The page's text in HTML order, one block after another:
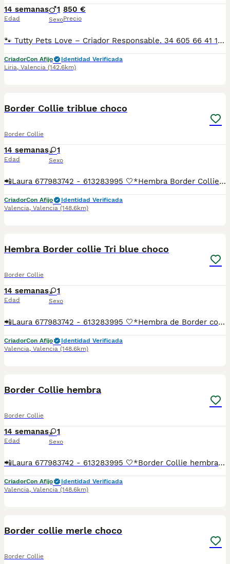
14 semanas
Edad
1
Sexo
850 €
Precio
🐾 Tutty Pets Love – Criador Responsable. 34 605 66 41 16 Whastapp y llamadas En Tutty Pets Love trabajamos con pasión y responsabilidad para ofrecer cachorros sanos, equilibrados y con todas las garantías. ✅ Vacunas correspondientes a su edad. ✅ Cartilla veterinaria. ✅ Desparasitación interna y externa. ✅ Pasaporte y microchip. ✅ Garantías víricas y congénitas. ✅ Contrato de compraventa sellado por la empresa. ✅ Envíos a toda la península (según kilometraje). ✅ Financiación personalizada de 6 a 48 meses, con y sin intereses. 💳 Financiación disponible. Consulta cómodas cuotas adaptadas a tus necesidades. 📞 34 605 66 41 16 Whastapp y llamadas 🌐 www.tuttypetslove.es 🐶 Tutty Pets Love, donde nacen grandes compañeros.
CriadorCon Afijo
Identidad Verificada
Liria, Valencia (142.6km)
Border Collie triblue choco
Border Collie
14 semanas
Edad
1
Sexo
📲Laura 677983742 - 613283995 🤍*Hembra Border Collie tri blue choco*🤍 ¿Buscas un nuevo compañero para tu hogar? ❤️ Tenemos preciosos cachorros listos para encontrar una familia responsable. ✅ Vacunados ✅ Desparasitados ✅ Cartilla sanitaria ✅ Garantías incluidas ✅ Máxima atención y cuidado Se hacen envíos a toda España: Andalucía: Almería, Cádiz, Córdoba, Granada, Huelva, Jaén, Málaga, Sevilla.Aragón: Huesca, Teruel, Zaragoza.Asturias: Oviedo.Baleares: Palma.Canarias: Las Palmas de Gran Canaria, Santa Cruz de Tenerife.Cantabria: Santander.Castilla-La Mancha: Albacete, Ciudad Real, Cuenca, Guadalajara, Toledo.Castilla y León: Ávila, Burgos, León, Palencia, Salamanca, Segovia, Soria, Valladolid, Zamora.Cataluña: Barcelona, Gerona (Girona), Lérida (Lleida), Tarragona.Comunidad Valenciana: Alicante, Castellón de la Plana, Valencia.Extremadura: Badajoz, Cáceres.Galicia: La Coruña (A Coruña), Lugo, Orense (Ourense), Pontevedra.La Rioja: Logroño.Madrid: Madrid.Murcia: Murcia.Navarra: Pamplona.País Vasco: Bilbao (Vizcaya), San Sebastián (Guipúzcoa), Vitoria (Álava). 🐾 Cachorros sanos, sociables y criados con mucho cariño. 📲 ¡Pregunta sin compromiso por disponibilidad, fotos y precios por mensaje privado!
CriadorCon Afijo
Identidad Verificada
Valencia, Valencia (148.6km)
Hembra Border collie Tri blue choco
Border Collie
14 semanas
Edad
1
Sexo
📲Laura 677983742 - 613283995 🤍*Hembra de Border collie tri blue choco*🤍 ¿Buscas un nuevo compañero para tu hogar? ❤️ Tenemos preciosos cachorros listos para encontrar una familia responsable. ✅ Vacunados ✅ Desparasitados ✅ Cartilla sanitaria ✅ Garantías incluidas ✅ Máxima atención y cuidado Se hacen envíos a toda España: Andalucía: Almería, Cádiz, Córdoba, Granada, Huelva, Jaén, Málaga, Sevilla.Aragón: Huesca, Teruel, Zaragoza.Asturias: Oviedo.Baleares: Palma.Canarias: Las Palmas de Gran Canaria, Santa Cruz de Tenerife.Cantabria: Santander.Castilla-La Mancha: Albacete, Ciudad Real, Cuenca, Guadalajara, Toledo.Castilla y León: Ávila, Burgos, León, Palencia, Salamanca, Segovia, Soria, Valladolid, Zamora.Cataluña: Barcelona, Gerona (Girona), Lérida (Lleida), Tarragona.Comunidad Valenciana: Alicante, Castellón de la Plana, Valencia.Extremadura: Badajoz, Cáceres.Galicia: La Coruña (A Coruña), Lugo, Orense (Ourense), Pontevedra.La Rioja: Logroño.Madrid: Madrid.Murcia: Murcia.Navarra: Pamplona.País Vasco: Bilbao (Vizcaya), San Sebastián (Guipúzcoa), Vitoria (Álava). 🐾 Cachorros sanos, sociables y criados con mucho cariño. 📲 ¡Pregunta sin compromiso por disponibilidad, fotos y precios por mensaje privado!
CriadorCon Afijo
Identidad Verificada
Valencia, Valencia (148.6km)
Border Collie hembra
Border Collie
14 semanas
Edad
1
Sexo
📲Laura 677983742 - 613283995 🤍*Border Collie hembra negra blanca*🤍 ¿Buscas un nuevo compañero para tu hogar? ❤️ Tenemos preciosos cachorros listos para encontrar una familia responsable. ✅ Vacunados ✅ Desparasitados ✅ Cartilla sanitaria ✅ Garantías incluidas ✅ Máxima atención y cuidado Se hacen envíos a toda España: Andalucía: Almería, Cádiz, Córdoba, Granada, Huelva, Jaén, Málaga, Sevilla.Aragón: Huesca, Teruel, Zaragoza.Asturias: Oviedo.Baleares: Palma.Canarias: Las Palmas de Gran Canaria, Santa Cruz de Tenerife.Cantabria: Santander.Castilla-La Mancha: Albacete, Ciudad Real, Cuenca, Guadalajara, Toledo.Castilla y León: Ávila, Burgos, León, Palencia, Salamanca, Segovia, Soria, Valladolid, Zamora.Cataluña: Barcelona, Gerona (Girona), Lérida (Lleida), Tarragona.Comunidad Valenciana: Alicante, Castellón de la Plana, Valencia.Extremadura: Badajoz, Cáceres.Galicia: La Coruña (A Coruña), Lugo, Orense (Ourense), Pontevedra.La Rioja: Logroño.Madrid: Madrid.Murcia: Murcia.Navarra: Pamplona.País Vasco: Bilbao (Vizcaya), San Sebastián (Guipúzcoa), Vitoria (Álava). 🐾 Cachorros sanos, sociables y criados con mucho cariño. 📲 ¡Pregunta sin compromiso por disponibilidad, fotos y precios por mensaje privado!
CriadorCon Afijo
Identidad Verificada
Valencia, Valencia (148.6km)
Border collie merle choco
Border Collie